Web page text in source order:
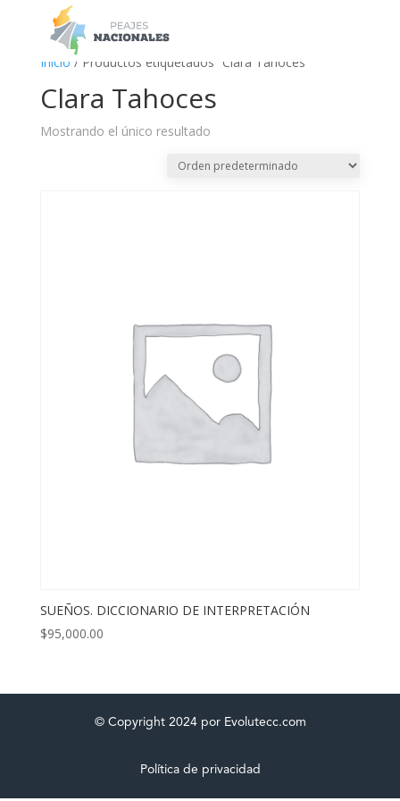
Inicio / Productos etiquetados “Clara Tahoces”
Clara Tahoces
Mostrando el único resultado
SUEÑOS. DICCIONARIO DE INTERPRETACIÓN
$95,000.00
© Copyright 2024 por Evolutecc.com
Política de privacidad